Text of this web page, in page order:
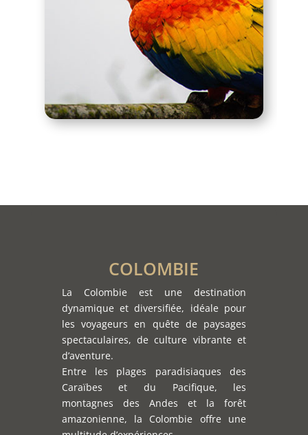
COLOMBIE
La Colombie est une destination
dynamique et diversifiée, idéale pour
les voyageurs en quête de paysages
spectaculaires, de culture vibrante et
d’aventure.
Entre les plages paradisiaques des
Caraïbes et du Pacifique, les
montagnes des Andes et la forêt
amazonienne, la Colombie offre une